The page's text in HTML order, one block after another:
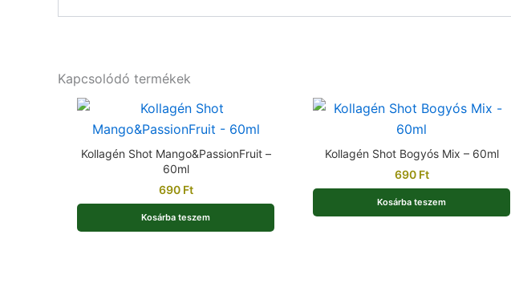
Kapcsolódó termékek
Kollagén Shot Mango&PassionFruit –
60ml
690 Ft
Kosárba teszem
Kollagén Shot Bogyós Mix – 60ml
690 Ft
Kosárba teszem